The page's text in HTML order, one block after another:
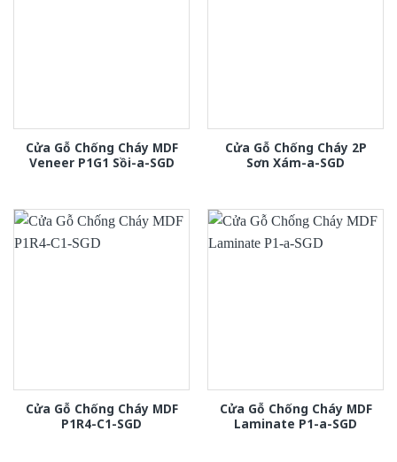
Cửa Gỗ Chống Cháy MDF
Veneer P1G1 Sồi-a-SGD
Cửa Gỗ Chống Cháy 2P
Sơn Xám-a-SGD
Cửa Gỗ Chống Cháy MDF
P1R4-C1-SGD
Cửa Gỗ Chống Cháy MDF
Laminate P1-a-SGD